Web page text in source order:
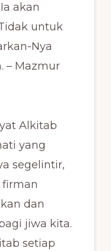
akan
untuk
Nya
– Mazmur
Alkitab
yang
segelintir,
firman
dan
jiwa kita.
setiap